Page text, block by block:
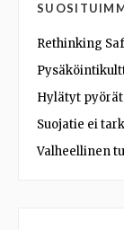
Rethinking
Hylätyt
Suojatie ei
Valheellinen